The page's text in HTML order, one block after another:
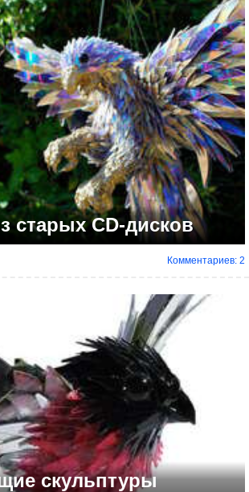
старых CD-дисков
Комментариев: 2
скульптуры